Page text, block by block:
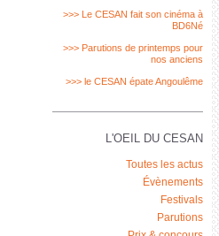
>>> Le CESAN fait son cinéma à
BD6Né
>>> Parutions de printemps pour
nos anciens
>>> le CESAN épate Angoulême
L'OEIL DU CESAN
Toutes les actus
Évènements
Festivals
Parutions